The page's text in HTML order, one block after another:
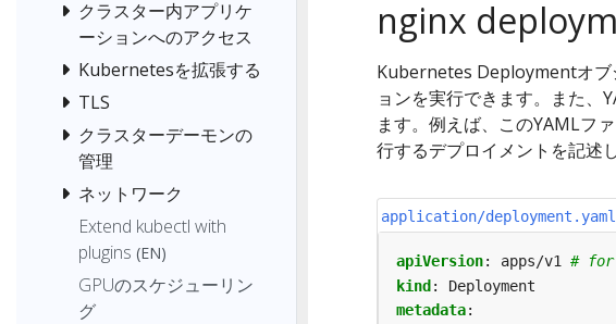
クラスター内アプリケ
ーションへのアクセス
Kubernetesを拡張する
TLS
クラスターデーモンの
管理
ネットワーク
Extend kubectl with
plugins (EN)
GPUのスケジューリン
グ
nginx
Kubernetes Deploymentオブ
ョンを実行できます。また
ます。例えば、このYAMLフ
行するデプロイメントを記述
application/deployment.yaml
apiVersion: apps/v1 # for
kind :
Deployment
metadata: